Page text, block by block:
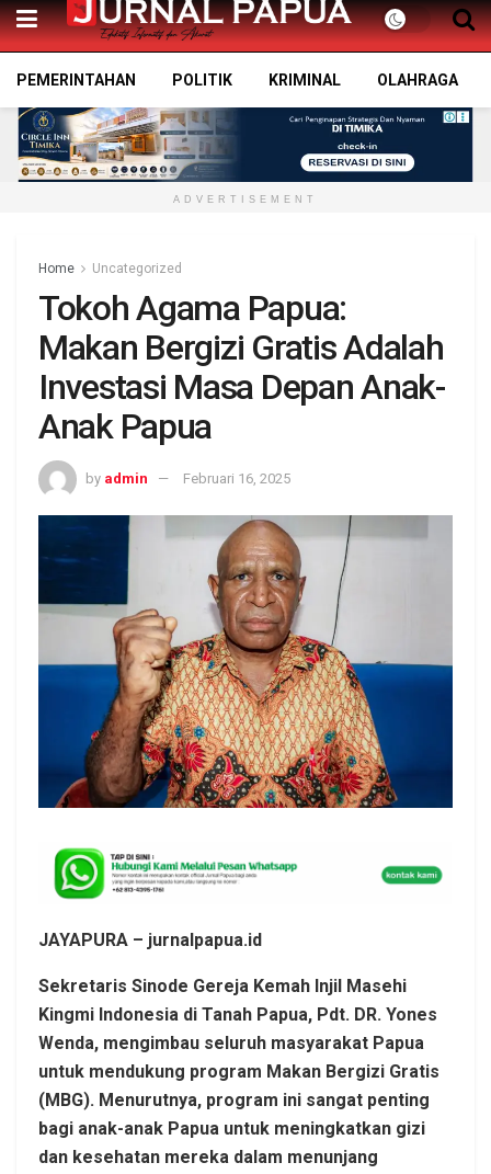
PEMERINTAHAN POLITIK KRIMINAL OLAHRAGA
ADVERTISEMENT
Home Uncategorized
Tokoh Agama Papua:
Makan Bergizi Gratis Adalah
Investasi Masa Depan Anak-
Anak Papua
by admin Februari 16, 2025
JAYAPURA – jurnalpapua.id
Sekretaris Sinode Gereja Kemah Injil Masehi
Kingmi Indonesia di Tanah Papua, Pdt. DR. Yones
Wenda, mengimbau seluruh masyarakat Papua
untuk mendukung program Makan Bergizi Gratis
(MBG). Menurutnya, program ini sangat penting
bagi anak-anak Papua untuk meningkatkan gizi
dan kesehatan mereka dalam menunjang